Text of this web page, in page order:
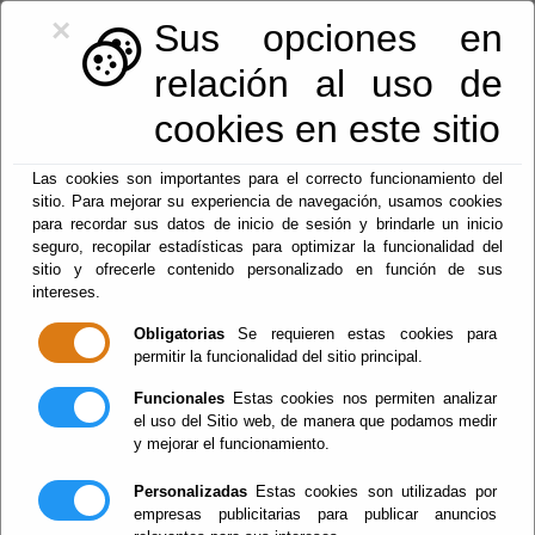
×
Sus opciones en
relación al uso de
cookies en este sitio
Las cookies son importantes para el correcto funcionamiento del
sitio. Para mejorar su experiencia de navegación, usamos cookies
para recordar sus datos de inicio de sesión y brindarle un inicio
seguro, recopilar estadísticas para optimizar la funcionalidad del
sitio y ofrecerle contenido personalizado en función de sus
intereses.
Obligatorias Se requieren estas cookies para
permitir la funcionalidad del sitio principal.
Funcionales Estas cookies nos permiten analizar
el uso del Sitio web, de manera que podamos medir
y mejorar el funcionamiento.
Personalizadas Estas cookies son utilizadas por
empresas publicitarias para publicar anuncios
950128113 centralita@macael.es
Menu
CONVOCATORIA MESA
CONTRTACION